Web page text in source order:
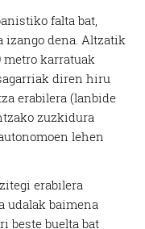
falta bat,
izango dena. Altzatik
metro karratuak
diren hiru
erabilera (lanbide
zuzkidura
lehen
erabilera
udalak baimena
beste buelta bat